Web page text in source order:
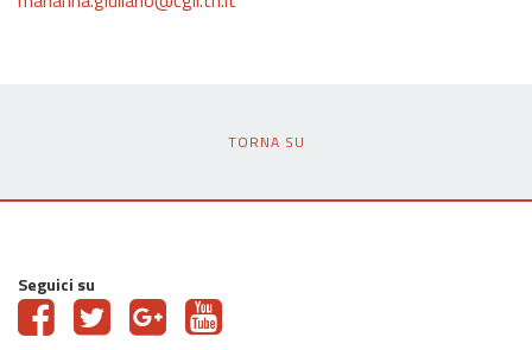
TORNA SU
Seguici su